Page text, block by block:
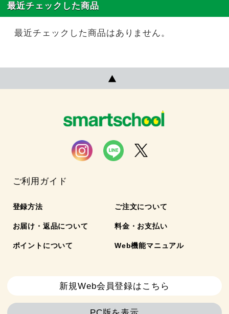
最近チェックした商品
最近チェックした商品はありません。
ご利用ガイド
登録方法 ご注文について
お届け・返品について 料金・お支払い
ポイントについて Web機能マニュアル
新規Web会員登録はこちら